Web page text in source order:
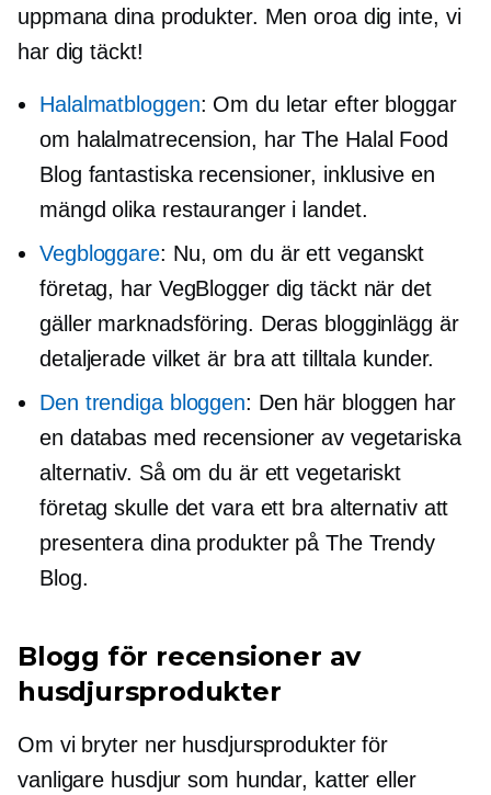
uppmana dina produkter. Men oroa dig inte, vi
har dig täckt!
Halalmatbloggen: Om du letar efter bloggar
om halalmatrecension, har The Halal Food
Blog fantastiska recensioner, inklusive en
mängd olika restauranger i landet.
Vegbloggare: Nu, om du är ett veganskt
företag, har VegBlogger dig täckt när det
gäller marknadsföring. Deras blogginlägg är
detaljerade vilket är bra att tilltala kunder.
Den trendiga bloggen: Den här bloggen har
en databas med recensioner av vegetariska
alternativ. Så om du är ett vegetariskt
företag skulle det vara ett bra alternativ att
presentera dina produkter på The Trendy
Blog.
Blogg för recensioner av
husdjursprodukter
Om vi ​​bryter ner husdjursprodukter för
vanligare husdjur som hundar, katter eller